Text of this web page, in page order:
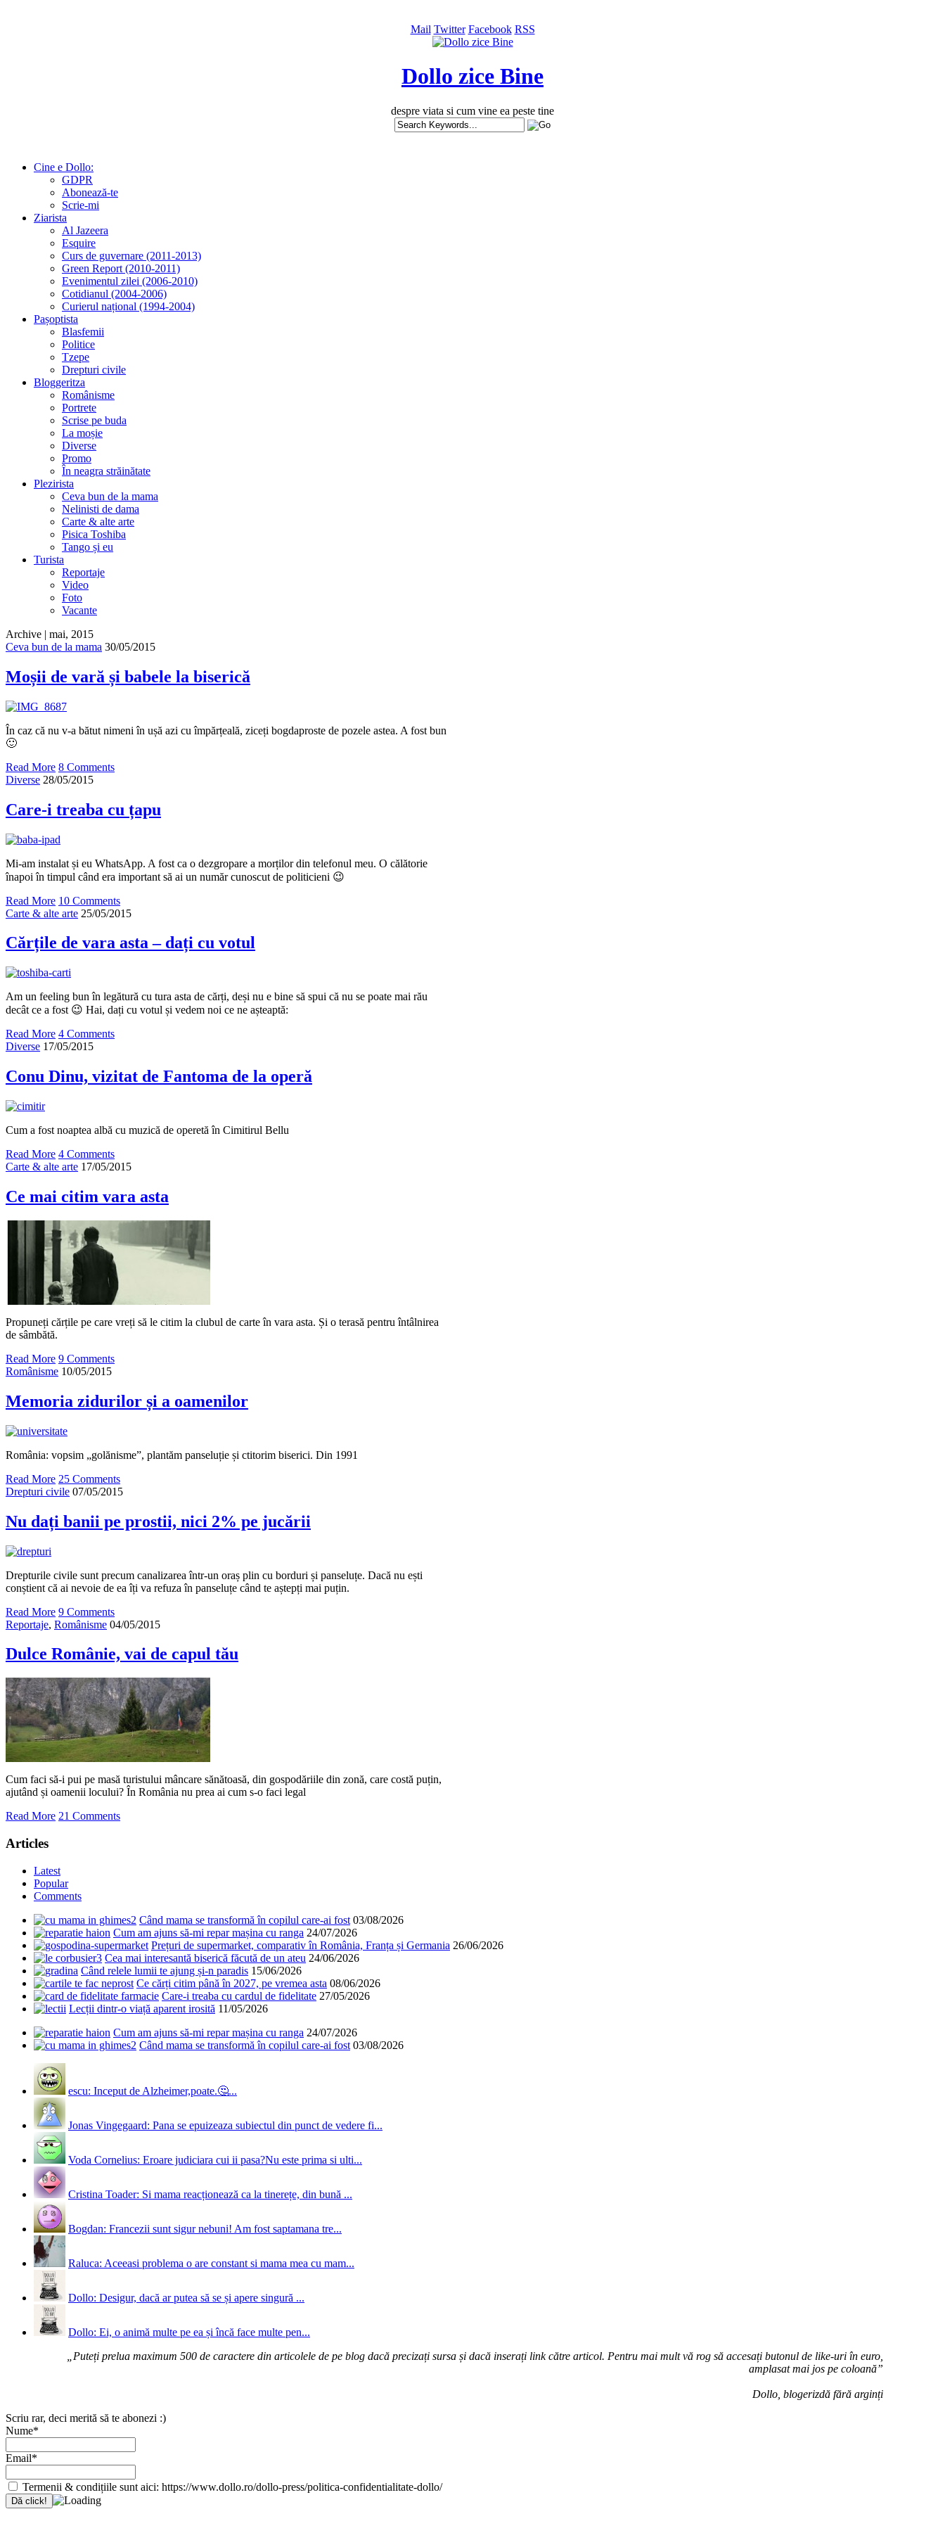
Mail Twitter Facebook RSS
Dollo zice Bine
despre viata si cum vine ea peste tine
Cine e Dollo:
GDPR
Abonează-te
Scrie-mi
Ziarista
Al Jazeera
Esquire
Curs de guvernare (2011-2013)
Green Report (2010-2011)
Evenimentul zilei (2006-2010)
Cotidianul (2004-2006)
Curierul național (1994-2004)
Pașoptista
Blasfemii
Politice
Tzepe
Drepturi civile
Bloggeritza
Românisme
Portrete
Scrise pe buda
La moșie
Diverse
Promo
În neagra străinătate
Plezirista
Ceva bun de la mama
Nelinisti de dama
Carte & alte arte
Pisica Toshiba
Tango și eu
Turista
Reportaje
Video
Foto
Vacante
Archive | mai, 2015
Ceva bun de la mama 30/05/2015
Moșii de vară și babele la biserică
În caz că nu v-a bătut nimeni în ușă azi cu împărțeală, ziceți bogdaproste de pozele astea. A fost bun
🙂
Read More 8 Comments
Diverse 28/05/2015
Care-i treaba cu țapu
Mi-am instalat și eu WhatsApp. A fost ca o dezgropare a morților din telefonul meu. O călătorie
înapoi în timpul când era important să ai un număr cunoscut de politicieni 😉
Read More 10 Comments
Carte & alte arte 25/05/2015
Cărțile de vara asta – dați cu votul
Am un feeling bun în legătură cu tura asta de cărți, deși nu e bine să spui că nu se poate mai rău
decât ce a fost 😉 Hai, dați cu votul și vedem noi ce ne așteaptă:
Read More 4 Comments
Diverse 17/05/2015
Conu Dinu, vizitat de Fantoma de la operă
Cum a fost noaptea albă cu muzică de operetă în Cimitirul Bellu
Read More 4 Comments
Carte & alte arte 17/05/2015
Ce mai citim vara asta
Propuneți cărțile pe care vreți să le citim la clubul de carte în vara asta. Și o terasă pentru întâlnirea
de sâmbătă.
Read More 9 Comments
Românisme 10/05/2015
Memoria zidurilor și a oamenilor
România: vopsim „golănisme”, plantăm panseluție și ctitorim biserici. Din 1991
Read More 25 Comments
Drepturi civile 07/05/2015
Nu dați banii pe prostii, nici 2% pe jucării
Drepturile civile sunt precum canalizarea într-un oraș plin cu borduri și panseluțe. Dacă nu ești
conștient că ai nevoie de ea îți va refuza în panseluțe când te aștepți mai puțin.
Read More 9 Comments
Reportaje, Românisme 04/05/2015
Dulce Românie, vai de capul tău
Cum faci să-i pui pe masă turistului mâncare sănătoasă, din gospodăriile din zonă, care costă puțin,
ajutând și oamenii locului? În România nu prea ai cum s-o faci legal
Read More 21 Comments
Articles
Latest
Popular
Comments
Când mama se transformă în copilul care-ai fost 03/08/2026
Cum am ajuns să-mi repar mașina cu ranga 24/07/2026
Prețuri de supermarket, comparativ în România, Franța și Germania 26/06/2026
Cea mai interesantă biserică făcută de un ateu 24/06/2026
Când relele lumii te ajung și-n paradis 15/06/2026
Ce cărți citim până în 2027, pe vremea asta 08/06/2026
Care-i treaba cu cardul de fidelitate 27/05/2026
Lecții dintr-o viață aparent irosită 11/05/2026
Cum am ajuns să-mi repar mașina cu ranga 24/07/2026
Când mama se transformă în copilul care-ai fost 03/08/2026
escu: Inceput de Alzheimer,poate.🤔...
Jonas Vingegaard: Pana se epuizeaza subiectul din punct de vedere fi...
Voda Cornelius: Eroare judiciara cui ii pasa?Nu este prima si ulti...
Cristina Toader: Si mama reacționează ca la tinerețe, din bună ...
Bogdan: Francezii sunt sigur nebuni! Am fost saptamana tre...
Raluca: Aceeasi problema o are constant si mama mea cu mam...
Dollo: Desigur, dacă ar putea să se și apere singură ...
Dollo: Ei, o animă multe pe ea și încă face multe pen...
„Puteți prelua maximum 500 de caractere din articolele de pe blog dacă precizați sursa și dacă inserați link către articol. Pentru mai mult vă rog să accesați butonul de like-uri în euro,
amplasat mai jos pe coloană”
Dollo, blogerizdă fără arginți
Scriu rar, deci merită să te abonezi :)
Nume*
Email*
Termenii & condițiile sunt aici: https://www.dollo.ro/dollo-press/politica-confidentialitate-dollo/